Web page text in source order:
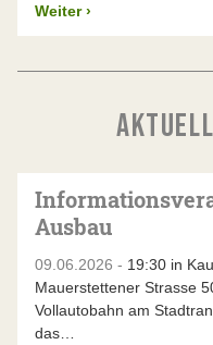
Weiter ›
Ausbau
09.06.2026 - 19:30 in
Mauerstettener Strasse
Vollautobahn am
das…